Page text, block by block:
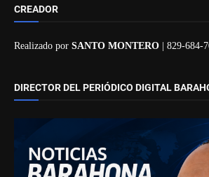
CREADOR
Realizado por SANTO MONTERO | 829-684-
DIRECTOR DEL PERIÓDICO DIGITAL